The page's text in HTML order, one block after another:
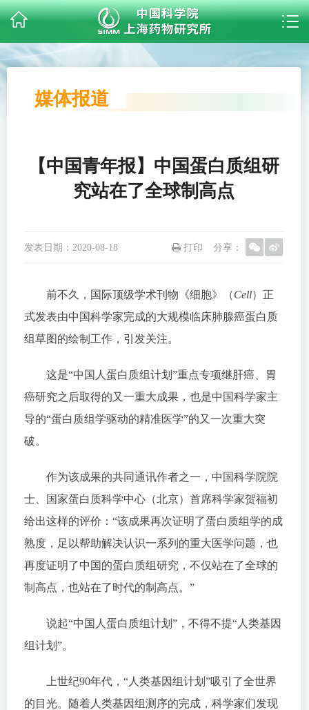
媒体报道
【中国青年报】中国蛋白质组研
究站在了全球制高点
发表日期： 2020-08-18 分享：
打印
前不久，国际顶级学术刊物《细胞》（Cell）正
式发表由中国科学家完成的大规模临床肺腺癌蛋白质
组草图的绘制工作，引发关注。
这是“中国人蛋白质组计划”重点专项继肝癌、胃
癌研究之后取得的又一重大成果，也是中国科学家主
导的“蛋白质组学驱动的精准医学”的又一次重大突
破。
作为该成果的共同通讯作者之一，中国科学院院
士、国家蛋白质科学中心（北京）首席科学家贺福初
给出这样的评价：“该成果再次证明了蛋白质组学的成
熟度，足以帮助解决认识一系列的重大医学问题，也
再度证明了中国的蛋白质组研究，不仅站在了全球的
制高点，也站在了时代的制高点。”
说起“中国人蛋白质组计划”，不得不提“人类基因
组计划”。
上世纪90年代，“人类基因组计划”吸引了全世界
的目光。随着人类基因组测序的完成，科学家们发现